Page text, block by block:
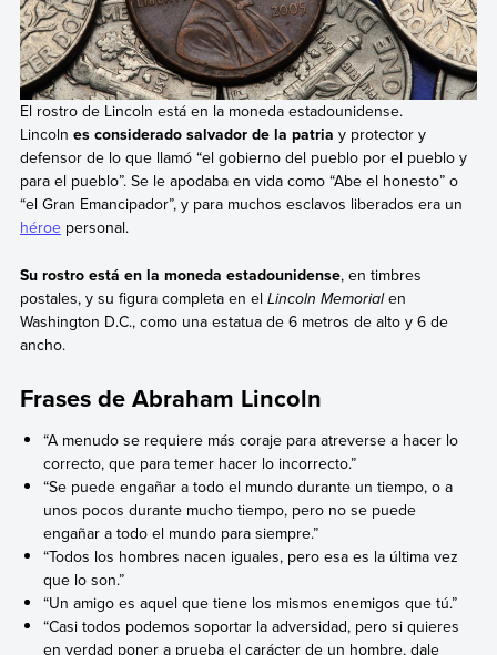
El rostro de Lincoln está en la moneda estadounidense.
Lincoln es considerado salvador de la patria y protector y
defensor de lo que llamó “el gobierno del pueblo por el pueblo y
para el pueblo”. Se le apodaba en vida como “Abe el honesto” o
“el Gran Emancipador”, y para muchos esclavos liberados era un
héroepersonal.
Su rostro está en la moneda estadounidense, en timbres
postales, y su figura completa en el Lincoln Memorialen
Washington D.C., como una estatua de 6 metros de alto y 6 de
ancho.
Frases de Abraham Lincoln
“A menudo se requiere más coraje para atreverse a hacer lo
correcto, que para temer hacer lo incorrecto.”
“Se puede engañar a todo el mundo durante un tiempo, o a
unos pocos durante mucho tiempo, pero no se puede
engañar a todo el mundo para siempre.”
“Todos los hombres nacen iguales, pero esa es la última vez
que lo son.”
“Un amigo es aquel que tiene los mismos enemigos que tú.”
“Casi todos podemos soportar la adversidad, pero si quieres
en verdad poner a prueba el carácter de un hombre, dale